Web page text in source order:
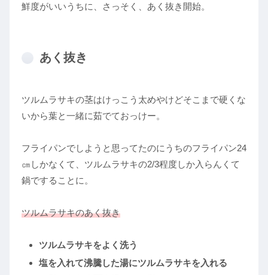
鮮度がいいうちに、さっそく、あく抜き開始。
あく抜き
ツルムラサキの茎はけっこう太めやけどそこまで硬くな
いから葉と一緒に茹でておっけー。
フライパンでしようと思ってたのにうちのフライパン24
㎝しかなくて、ツルムラサキの2/3程度しか入らんくて
鍋ですることに。
ツルムラサキのあく抜き
ツルムラサキをよく洗う
塩を入れて沸騰した湯にツルムラサキを入れる